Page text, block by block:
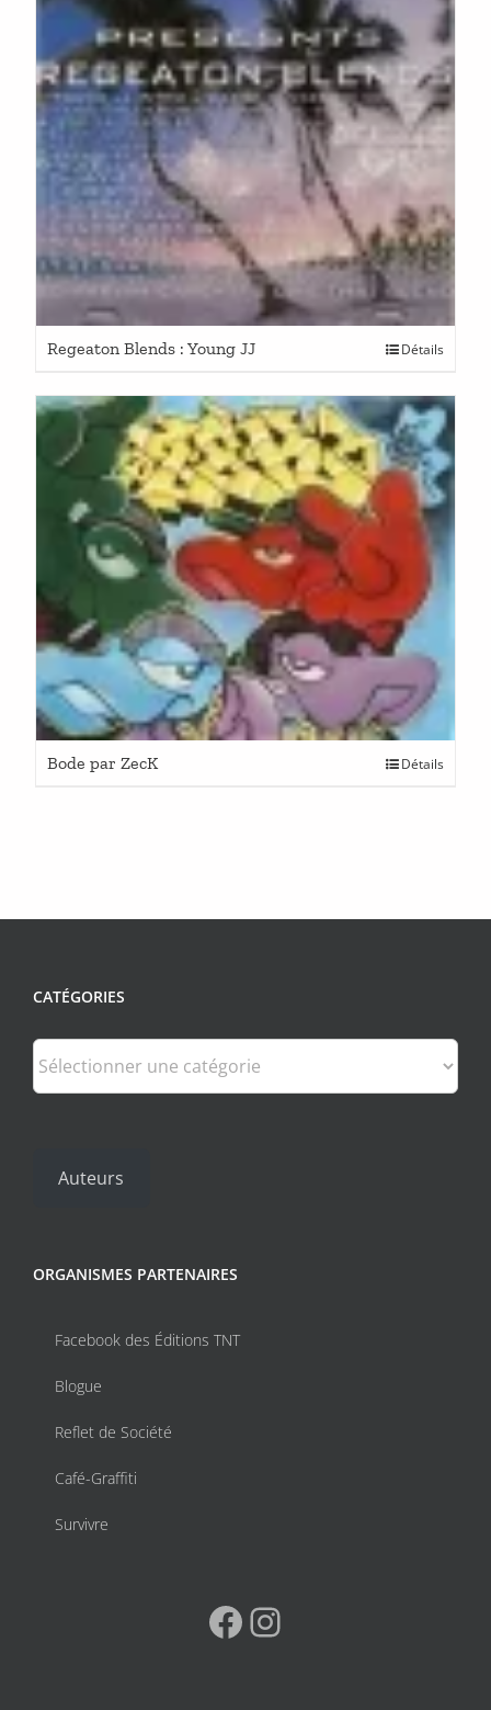
Regeaton Blends : Young JJ Détails
Bode par ZecK Détails
CATÉGORIES
Catégories
Auteurs
ORGANISMES PARTENAIRES
Facebook des Éditions TNT
Blogue
Reflet de Société
Café-Graffiti
Survivre
Facebook